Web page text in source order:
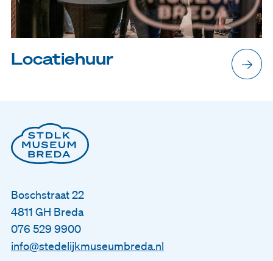
Locatiehuur
Boschstraat 22
4811 GH Breda
076 529 9900
info@stedelijkmuseumbreda.nl